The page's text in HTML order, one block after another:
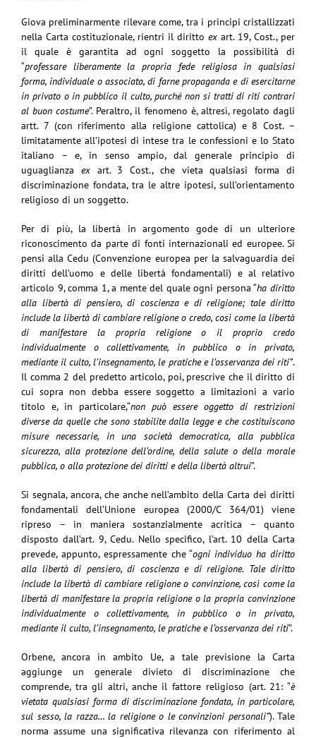
Giova preliminarmente rilevare come, tra i principi cristallizzati
nella Carta costituzionale, rientri il diritto ex art. 19, Cost., per
il quale è garantita ad ogni soggetto la possibilità di
“professare liberamente la propria fede religiosa in qualsiasi
forma, individuale o associata, di farne propaganda e di esercitarne
in privato o in pubblico il culto, purché non si tratti di riti contrari
al buon costume”. Peraltro, il fenomeno è, altresì, regolato dagli
artt. 7 (con riferimento alla religione cattolica) e 8 Cost. –
limitatamente all’ipotesi di intese tra le confessioni e lo Stato
italiano – e, in senso ampio, dal generale principio di
uguaglianza exart. 3 Cost., che vieta qualsiasi forma di
discriminazione fondata, tra le altre ipotesi, sull’orientamento
religioso di un soggetto.
Per di più, la libertà in argomento gode di un ulteriore
riconoscimento da parte di fonti internazionali ed europee. Si
pensi alla Cedu (Convenzione europea per la salvaguardia dei
diritti dell’uomo e delle libertà fondamentali) e al relativo
articolo 9, comma 1, a mente del quale ogni persona “ha diritto
alla libertà di pensiero, di coscienza e di religione; tale diritto
include la libertà di cambiare religione o credo, così come la libertà
di manifestare la propria religione o il proprio credo
individualmente o collettivamente, in pubblico o in privato,
mediante il culto, l’insegnamento, le pratiche e l’osservanza dei riti”.
Il comma 2 del predetto articolo, poi, prescrive che il diritto di
cui sopra non debba essere soggetto a limitazioni a vario
titolo e, in particolare,“non può essere oggetto di restrizioni
diverse da quelle che sono stabilite dalla legge e che costituiscono
misure necessarie, in una società democratica, alla pubblica
sicurezza, alla protezione dell’ordine, della salute o della morale
pubblica, o alla protezione dei diritti e della libertà altrui”.
Si segnala, ancora, che anche nell’ambito della Carta dei diritti
fondamentali dell’Unione europea (2000/C 364/01) viene
ripreso – in maniera sostanzialmente acritica – quanto
disposto dall’art. 9, Cedu. Nello specifico, l’art. 10 della Carta
prevede, appunto, espressamente che “ogni individuo ha diritto
alla libertà di pensiero, di coscienza e di religione. Tale diritto
include la libertà di cambiare religione o convinzione, così come la
libertà di manifestare la propria religione o la propria convinzione
individualmente o collettivamente, in pubblico o in privato,
mediante il culto, l’insegnamento, le pratiche e l’osservanza dei riti”.
Orbene, ancora in ambito Ue, a tale previsione la Carta
aggiunge un generale divieto di discriminazione che
comprende, tra gli altri, anche il fattore religioso (art. 21: “è
vietata qualsiasi forma di discriminazione fondata, in particolare,
sul sesso, la razza… la religione o le convinzioni personali”). Tale
norma assume una significativa rilevanza con riferimento al